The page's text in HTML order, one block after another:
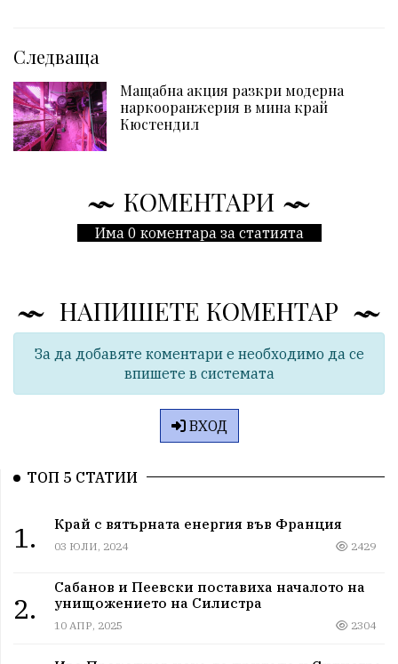
Следваща
Мащабна акция разкри модерна
наркооранжерия в мина край
Кюстендил
КОМЕНТАРИ
Има 0 коментара за статията
НАПИШЕТЕ КОМЕНТАР
За да добавяте коментари е необходимо да се
впишете в системата
ВХОД
ТОП 5 СТАТИИ
1. Край с вятърната енергия във Франция
03 ЮЛИ, 2024 2429
2.
Сабанов и Пеевски поставиха началото на
унищожението на Силистра
10 АПР, 2025 2304